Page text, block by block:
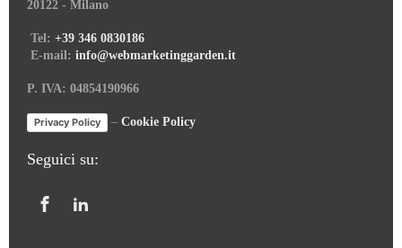
Tel:
+39 346 0830186
E-mail:
info@webmarketinggarden.it
P. IVA: 04854190966
Privacy Policy Cookie Policy
Seguici su: